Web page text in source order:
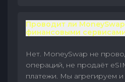
Проводит ли
финансовыми
Нет. MoneySwap не
операций, не продаёт
платежи. Мы агрегируем